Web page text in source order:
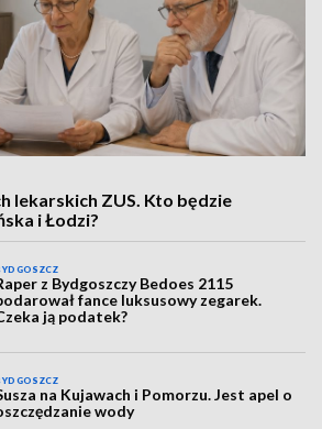
lekarskich ZUS. Kto będzie
i Łodzi?
z Bydgoszczy Bedoes 2115
fance luksusowy zegarek.
ją podatek?
na Kujawach i Pomorzu. Jest apel o
wody